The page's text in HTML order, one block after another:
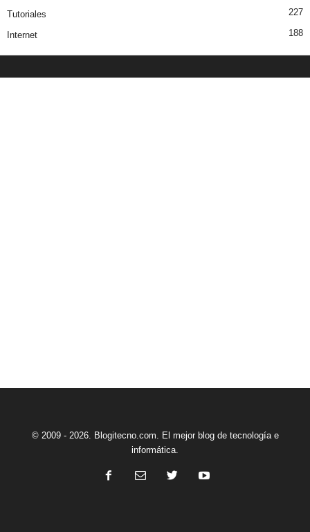
Tutoriales 227
Internet 188
© 2009 - 2026. Blogitecno.com. El mejor blog de tecnología e
informática.